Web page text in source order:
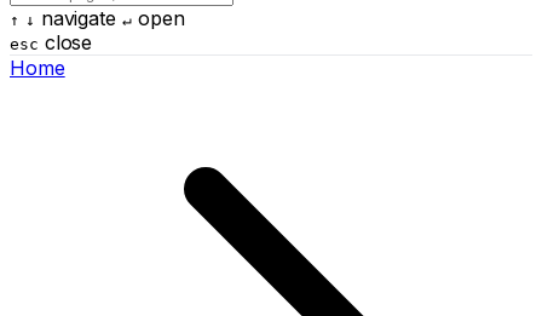
↑ ↓ navigate ↵open
esc close
Home